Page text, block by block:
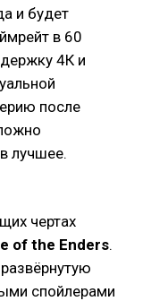
и будет
в 60
4К и
после
лучшее.
чертах
of the Enders.
спойлерами